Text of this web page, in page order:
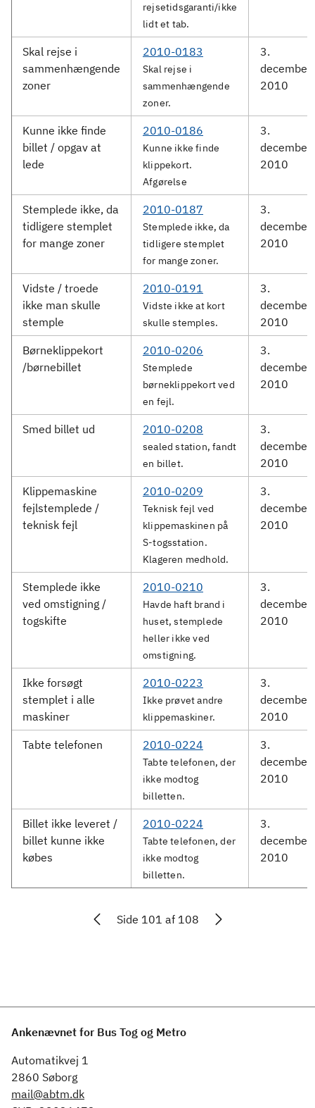
rejsetidsgaranti/ikke
lidt et tab.
Skal rejse i
sammenhængende
zoner
2010-0183
Skal rejse i
sammenhængende
zoner.
3.
december
2010
Kunne ikke finde
billet / opgav at
lede
2010-0186
Kunne ikke finde
klippekort.
Afgørelse
3.
december
2010
Stemplede ikke, da
tidligere stemplet
for mange zoner
2010-0187
Stemplede ikke, da
tidligere stemplet
for mange zoner.
3.
december
2010
Vidste / troede
ikke man skulle
stemple
2010-0191
Vidste ikke at kort
skulle stemples.
3.
december
2010
Børneklippekort
/børnebillet
2010-0206
Stemplede
børneklippekort ved
en fejl.
3.
december
2010
Smed billet ud 2010-0208
sealed station, fandt
en billet.
3.
december
2010
Klippemaskine
fejlstemplede /
teknisk fejl
2010-0209
Teknisk fejl ved
klippemaskinen på
S-togsstation.
Klageren medhold.
3.
december
2010
Stemplede ikke
ved omstigning /
togskifte
2010-0210
Havde haft brand i
huset, stemplede
heller ikke ved
omstigning.
3.
december
2010
Ikke forsøgt
stemplet i alle
maskiner
2010-0223
Ikke prøvet andre
klippemaskiner.
3.
december
2010
Tabte telefonen
2010-0224
Tabte telefonen, der
ikke modtog
billetten.
3.
december
2010
Billet ikke leveret /
billet kunne ikke
købes
2010-0224
Tabte telefonen, der
ikke modtog
billetten.
3.
december
2010
Side 101 af 108
Ankenævnet for Bus Tog og Metro
Automatikvej 1
2860 Søborg
mail@abtm.dk